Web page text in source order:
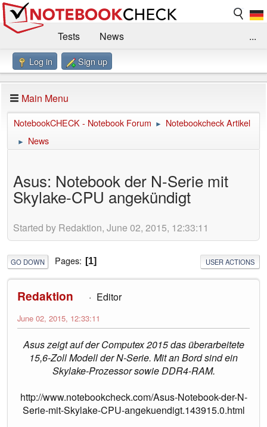
Tests
News
Benchmarks / Technik
Forum
Impressum
...
Log in Sign up
Main Menu
NotebookCHECK - Notebook Forum ► Notebookcheck Artikel
► News
Asus: Notebook der N-Serie mit
Skylake-CPU angekündigt
Started by Redaktion, June 02, 2015, 12:33:11
GO DOWN Pages 1 USER ACTIONS
Redaktion Editor
June 02, 2015, 12:33:11
Asus zeigt auf der Computex 2015 das überarbeitete
15,6-Zoll Modell der N-Serie. Mit an Bord sind ein
Skylake-Prozessor sowie DDR4-RAM.
http://www.notebookcheck.com/Asus-Notebook-der-N-
Serie-mit-Skylake-CPU-angekuendigt.143915.0.html